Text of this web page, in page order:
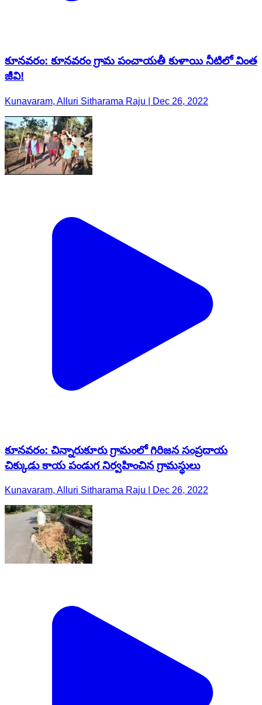
కూనవరం: కూనవరం గ్రామ పంచాయతీ కుళాయి నీటిలో వింత
జీవి!
Kunavaram, Alluri Sitharama Raju | Dec 26, 2022
కూనవరం: చిన్నారుకూరు గ్రామంలో గిరిజన సంప్రదాయ
చిక్కుడు కాయ పండుగ నిర్వహించిన గ్రామస్థులు
Kunavaram, Alluri Sitharama Raju | Dec 26, 2022